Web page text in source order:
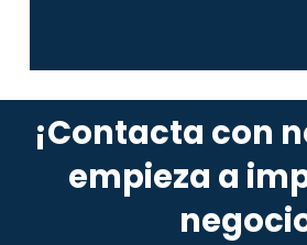
¡Contacta con
empieza a